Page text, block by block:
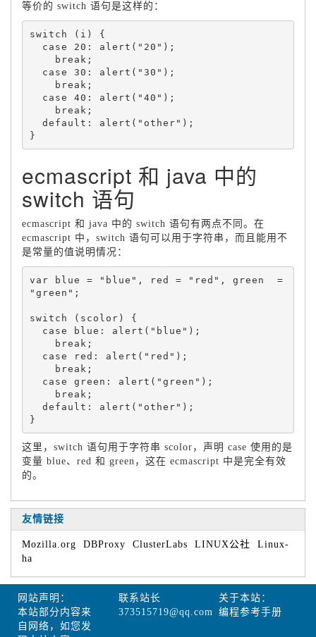
等价的 switch 语句是这样的：
switch (i) {
ecmascript 和 java 中的
switch 语句
ecmascript 和 java 中的 switch 语句有两点不同。在
ecmascript 中，switch 语句可以用于字符串，而且能用不
是常量的值说明情况：
var blue = "blue", red = "red", green  =
"green";
switch (scolor) {
这里，switch 语句用于字符串 scolor，声明 case 使用的是
变量 blue、red 和 green，这在 ecmascript 中是完全有效
的。
友情链接
Mozilla.org DBProxy ClusterLabs LINUX公社
Linux-
ha
网站声明：
本站部分内容来
自网络，如您发
联系站长
373515719@qq.com
关于本站：
编程参考手册